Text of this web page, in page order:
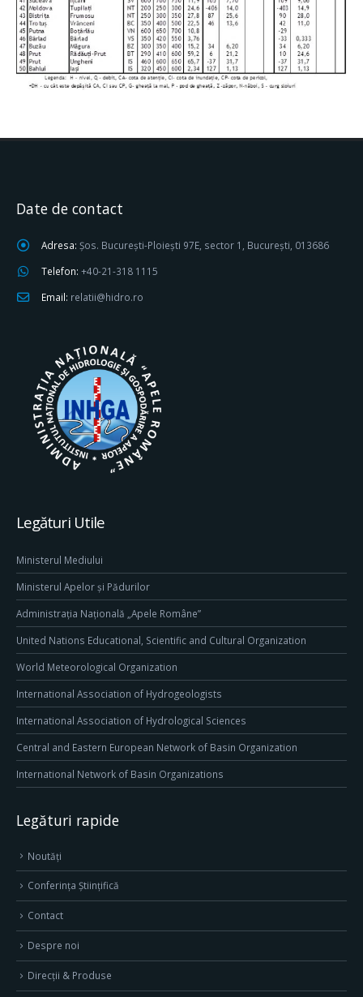
Date de contact
Adresa: Șos. București-Ploiești 97E, sector 1, București, 013686
Telefon: +40-21-318 1115
Email: relatii@hidro.ro
Legături Utile
Ministerul Mediului
Ministerul Apelor și Pădurilor
Administrația Națională „Apele Române”
United Nations Educational, Scientific and Cultural Organization
World Meteorological Organization
International Association of Hydrogeologists
International Association of Hydrological Sciences
Central and Eastern European Network of Basin Organization
International Network of Basin Organizations
Legături rapide
Noutăți
Conferința Științifică
Contact
Despre noi
Direcţii & Produse